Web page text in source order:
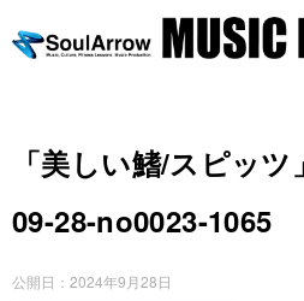
「美しい鰭/スピッ
09-28-­no0023-­1065
公開日： 2024年9月28日